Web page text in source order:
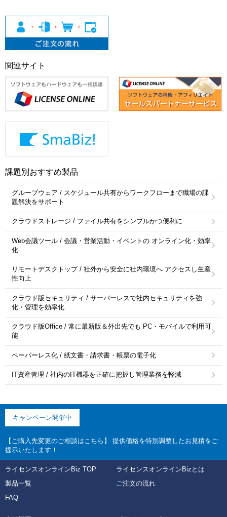
関連サイト
課題別おすすめ製品
グループウェア / スケジュール共有からワークフローまで職場の課
題解決をサポート
クラウドストレージ / ファイル共有をシンプルかつ便利に
Web会議ツール / 会議・営業活動・イベントの オンライン化・効率
化
リモートデスクトップ / 社外から安全に社内環境へ アクセスし生産
性向上
クラウド版セキュリティ / サーバーレスで社内セキュリティを強
化・管理を効率化
クラウド版Office / 常に最新版＆外出先でも PC・モバイルで利用可
能
ペーパーレス化 / 紙文書・請求書・帳票の電子化
IT資産管理 / 社内のIT機器を正確に把握し管理業務を軽減
キャンペーン開催中
【ご購入先変更のご相談はこちら】 提供価格を特別調整したお見積をご
提示いたします！
ライセンスオンラインBiz TOP
ライセンスオンラインBizとは
製品一覧
ご注文の流れ
FAQ